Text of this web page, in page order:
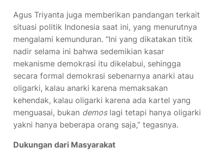
Agus Triyanta juga memberikan pandangan terkait
situasi politik Indonesia saat ini, yang menurutnya
mengalami kemunduran. “Ini yang dikatakan titik
nadir selama ini bahwa sedemikian kasar
mekanisme demokrasi itu dikelabui, sehingga
secara formal demokrasi sebenarnya anarki atau
oligarki, kalau anarki karena memaksakan
kehendak, kalau oligarki karena ada kartel yang
menguasai, bukan demoslagi tetapi hanya oligarki
yakni hanya beberapa orang saja,” tegasnya.
Dukungan dari Masyarakat